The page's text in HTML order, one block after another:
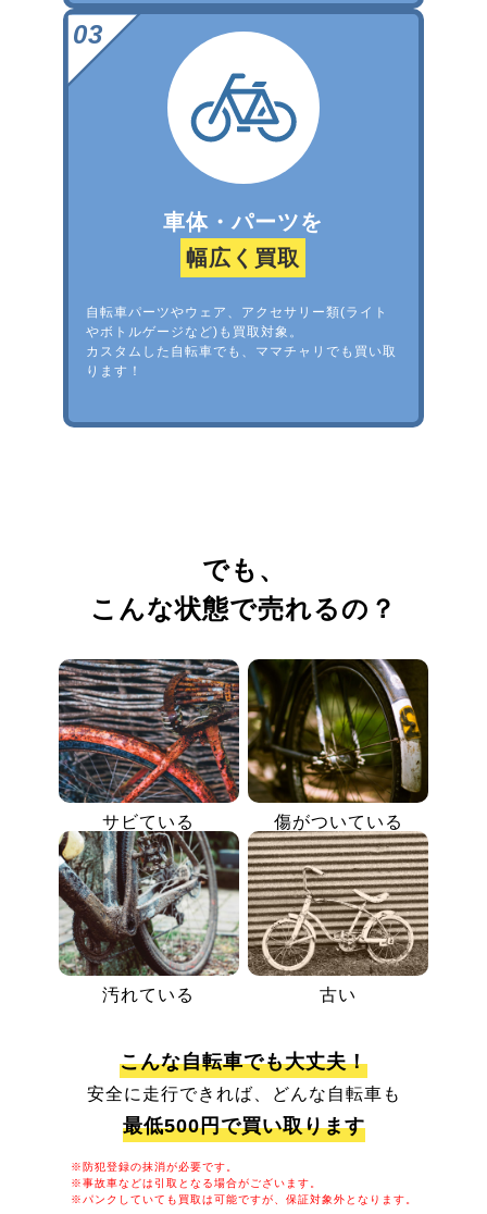
車体・パーツを
幅広く買取
自転車パーツやウェア、アクセサリー類(ライト
やボトルゲージなど)も買取対象。
カスタムした自転車でも、ママチャリでも買い取
ります！
でも、
こんな状態で売れるの？
サビている 傷がついている
汚れている 古い
こんな自転車でも大丈夫！
安全に走行できれば、どんな自転車も
最低500円で買い取ります
※防犯登録の抹消が必要です。
※事故車などは引取となる場合がございます。
※パンクしていても買取は可能ですが、保証対象外となります。